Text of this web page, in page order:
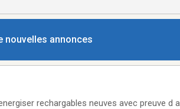
nouvelles annonces
rechargables neuves avec preuve d